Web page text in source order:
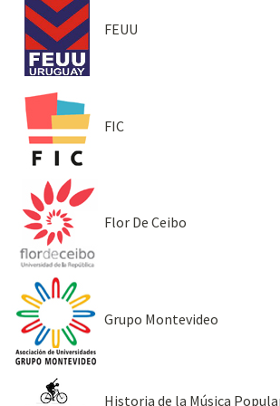
FEUU
FIC
Flor De Ceibo
Grupo Montevideo
Historia de la Música